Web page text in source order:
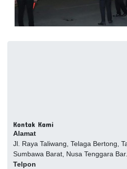
Kontak Kami
Alamat
Jl. Raya Taliwang, Telaga Bertong,
Sumbawa Barat, Nusa Tenggara
Telpon